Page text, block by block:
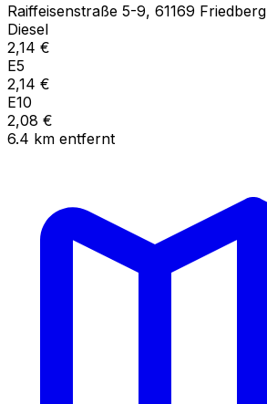
Raiffeisenstraße 5-9, 61169 Friedberg
Diesel
2,14 €
E5
2,14 €
E10
2,08 €
6.4 km entfernt